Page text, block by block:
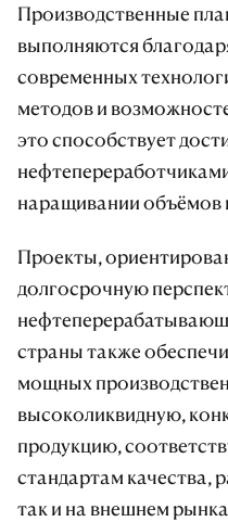
Производственные
выполняются
современных
методов и
это способствует
наращивании объёмов
Проекты,
долгосрочную
страны также
мощных
высоколиквидную,
продукцию,
стандартам качества,
так и на внешнем